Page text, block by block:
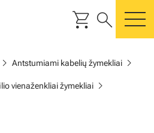
shopping_cart search
Antstumiami kabelių žymekliaichevron_right
vienaženkliai žymekliaichevron_right